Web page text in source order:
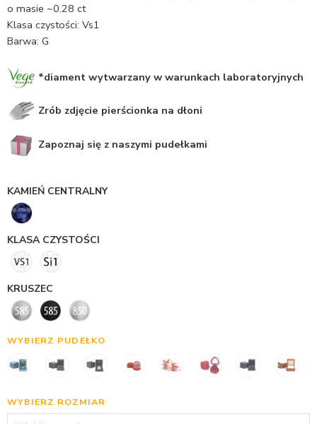
o masie ~0.28 ct
Klasa czystości: Vs1
Barwa: G
*diament wytwarzany w warunkach laboratoryjnych
Zrób zdjęcie pierścionka na dłoni
Zapoznaj się z naszymi pudełkami
KAMIEŃ CENTRALNY
KLASA CZYSTOŚCI
KRUSZEC
WYBIERZ PUDEŁKO
WYBIERZ ROZMIAR